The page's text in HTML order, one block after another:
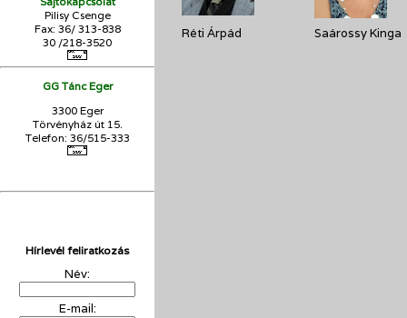
Pilisy Csenge
Fax: 36/ 313-838
30 /218-3520
GG Tánc Eger
3300 Eger
Törvényház út 15.
Telefon: 36/515-333
Hírlevél feliratkozás
Név:
E-mail:
Réti Árpád Saárossy Kinga